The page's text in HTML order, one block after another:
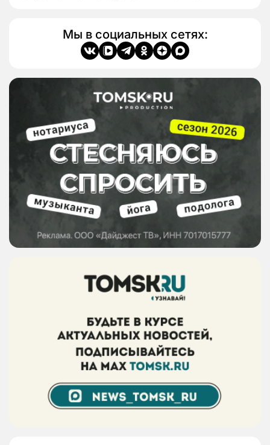
Мы в социальных сетях: